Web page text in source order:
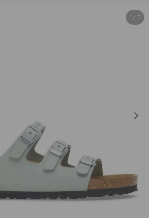
1 / 5